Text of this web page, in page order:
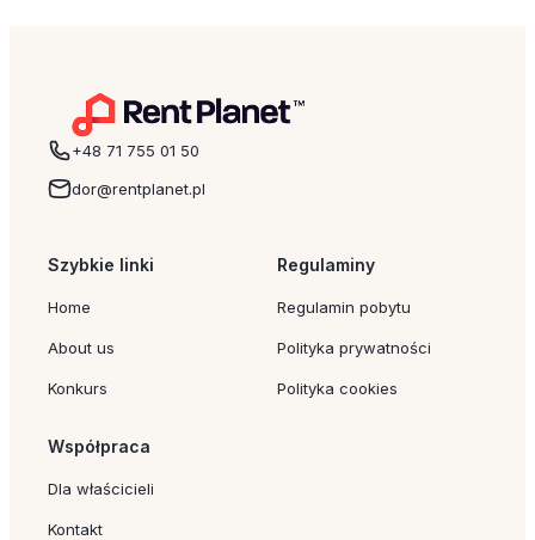
+48 71 755 01 50
dor@rentplanet.pl
Szybkie linki
Home
About us
Konkurs
Regulaminy
Regulamin pobytu
Polityka prywatności
Polityka cookies
Współpraca
Dla właścicieli
Kontakt